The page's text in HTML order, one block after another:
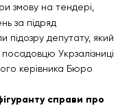
змову на тендері,
за підряд
підозру депутату, який
Укрзалізниці
керівника Бюро
справи про